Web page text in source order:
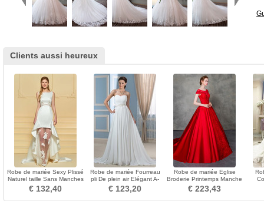
Clients aussi heureux
Robe de mariée Sexy Plissé
Naturel taille Sans Manches
Gaze De plein air
€ 132,40
Robe de mariée Fourreau
pli De plein air Elégant A-
ligne Manquant
€ 123,20
Robe de mariée Eglise
Broderie Printemps Manche
Courte Manquant
€ 223,43